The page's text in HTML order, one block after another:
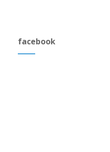
facebook